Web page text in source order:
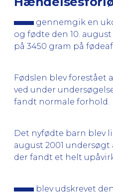
gennemgik en
og fødte den 10. august
på 3450 gram på
Fødslen blev forestået
ved under
fandt normale forhold.
Det nyfødte barn blev
august 2001
der fandt et helt
blev udskrevet den